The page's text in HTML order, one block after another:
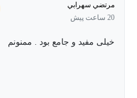
مرتضي سهرابي
20 ساعت پیش
خیلی مفید و جامع بود . ممنونم